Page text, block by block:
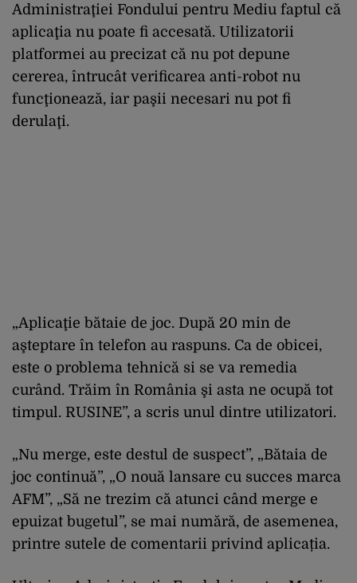
Administraţiei Fondului pentru Mediu faptul că
aplicaţia nu poate fi accesată. Utilizatorii
platformei au precizat că nu pot depune
cererea, întrucât verificarea anti-robot nu
funcţionează, iar paşii necesari nu pot fi
derulaţi.
„Aplicaţie bătaie de joc. După 20 min de
aşteptare în telefon au raspuns. Ca de obicei,
este o problema tehnică si se va remedia
curând. Trăim în România şi asta ne ocupă tot
timpul. RUSINE”, a scris unul dintre utilizatori.
„Nu merge, este destul de suspect”, „Bătaia de
joc continuă”, „O nouă lansare cu succes marca
AFM”, „Să ne trezim că atunci când merge e
epuizat bugetul”, se mai numără, de asemenea,
printre sutele de comentarii privind aplicația.